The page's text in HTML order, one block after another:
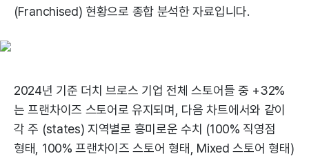
(Franchised) 현황으로 종합 분석한 자료입니다.
2024년 기준 더치 브로스 기업 전체 스토어들 중 +32%
는 프랜차이즈 스토어로 유지되며, 다음 차트에서와 같이
각 주 (states) 지역별로 흥미로운 수치 (100% 직영점
형태, 100% 프랜차이즈 스토어 형태, Mixed 스토어 형태)